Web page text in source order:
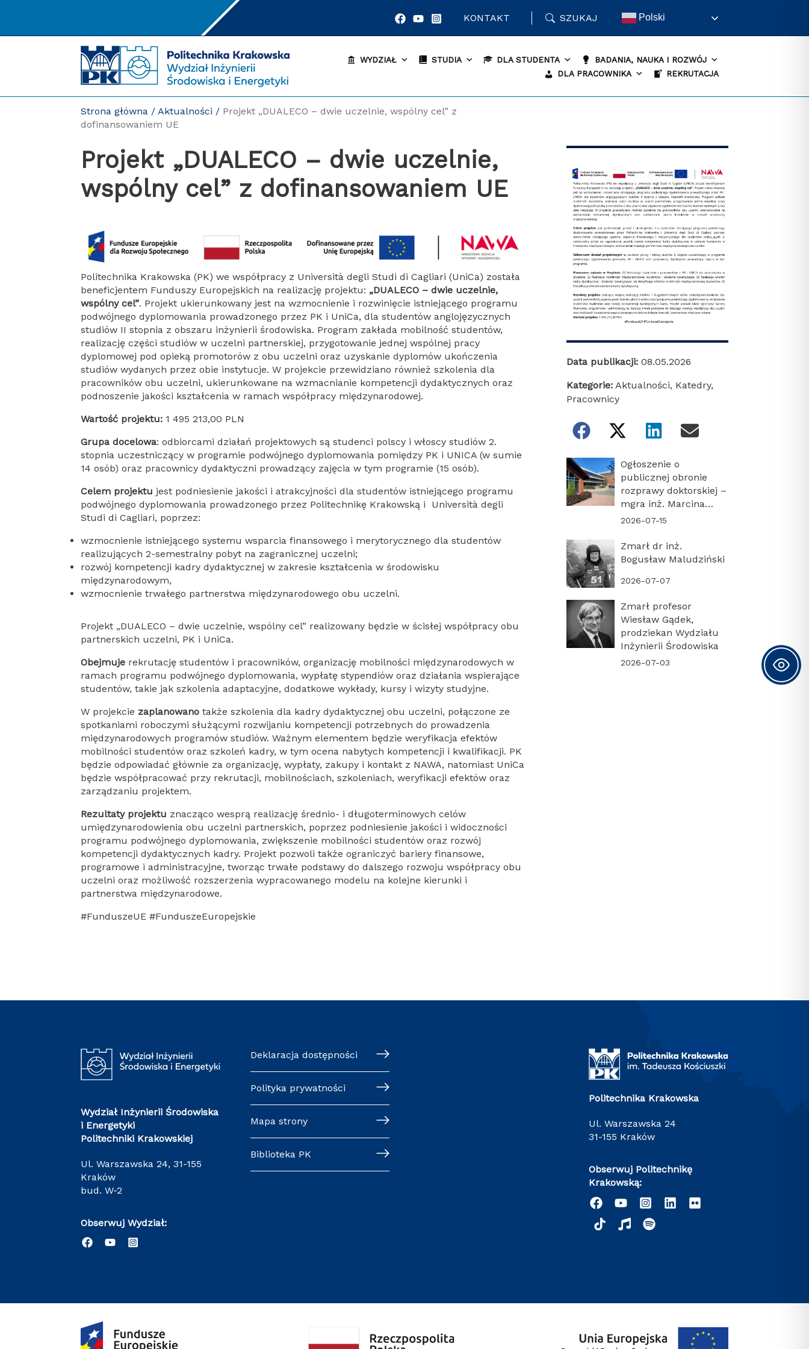
KONTAKT SZUKAJ Polski
WYDZIAŁ STUDIA DLA STUDENTA
BADANIA, NAUKA I ROZWÓJ
DLA PRACOWNIKA
REKRUTACJA
Strona główna /Aktualności / Projekt „DUALECO – dwie uczelnie, wspólny cel” z
dofinansowaniem UE
Projekt „DUALECO – dwie uczelnie,
wspólny cel” z dofinansowaniem UE
Politechnika Krakowska (PK) we współpracy z Università degli Studi di Cagliari (UniCa) została
beneficjentem Funduszy Europejskich na realizację projektu: „DUALECO – dwie uczelnie,
wspólny cel”. Projekt ukierunkowany jest na wzmocnienie i rozwinięcie istniejącego programu
podwójnego dyplomowania prowadzonego przez PK i UniCa, dla studentów anglojęzycznych
studiów II stopnia z obszaru inżynierii środowiska. Program zakłada mobilność studentów,
realizację części studiów w uczelni partnerskiej, przygotowanie jednej wspólnej pracy
dyplomowej pod opieką promotorów z obu uczelni oraz uzyskanie dyplomów ukończenia
studiów wydanych przez obie instytucje. W projekcie przewidziano również szkolenia dla
pracowników obu uczelni, ukierunkowane na wzmacnianie kompetencji dydaktycznych oraz
podnoszenie jakości kształcenia w ramach współpracy międzynarodowej.
Wartość projektu: 1 495 213,00 PLN
Grupa docelowa: odbiorcami działań projektowych są studenci polscy i włoscy studiów 2.
stopnia uczestniczący w programie podwójnego dyplomowania pomiędzy PK i UNICA (w sumie
14 osób) oraz pracownicy dydaktyczni prowadzący zajęcia w tym programie (15 osób).
Celem projektu jest podniesienie jakości i atrakcyjności dla studentów istniejącego programu
podwójnego dyplomowania prowadzonego przez Politechnikę Krakowską i Università degli
Studi di Cagliari, poprzez:
wzmocnienie istniejącego systemu wsparcia finansowego i merytorycznego dla studentów
realizujących 2-semestralny pobyt na zagranicznej uczelni;
rozwój kompetencji kadry dydaktycznej w zakresie kształcenia w środowisku
międzynarodowym,
wzmocnienie trwałego partnerstwa międzynarodowego obu uczelni.
Projekt „DUALECO – dwie uczelnie, wspólny cel” realizowany będzie w ścisłej współpracy obu
partnerskich uczelni, PK i UniCa.
Obejmuje rekrutację studentów i pracowników, organizację mobilności międzynarodowych w
ramach programu podwójnego dyplomowania, wypłatę stypendiów oraz działania wspierające
studentów, takie jak szkolenia adaptacyjne, dodatkowe wykłady, kursy i wizyty studyjne.
W projekcie zaplanowano także szkolenia dla kadry dydaktycznej obu uczelni, połączone ze
spotkaniami roboczymi służącymi rozwijaniu kompetencji potrzebnych do prowadzenia
międzynarodowych programów studiów. Ważnym elementem będzie weryfikacja efektów
mobilności studentów oraz szkoleń kadry, w tym ocena nabytych kompetencji i kwalifikacji. PK
będzie odpowiadać głównie za organizację, wypłaty, zakupy i kontakt z NAWA, natomiast UniCa
będzie współpracować przy rekrutacji, mobilnościach, szkoleniach, weryfikacji efektów oraz
zarządzaniu projektem.
Rezultaty projektu znacząco wesprą realizację średnio- i długoterminowych celów
umiędzynarodowienia obu uczelni partnerskich, poprzez podniesienie jakości i widoczności
programu podwójnego dyplomowania, zwiększenie mobilności studentów oraz rozwój
kompetencji dydaktycznych kadry. Projekt pozwoli także ograniczyć bariery finansowe,
programowe i administracyjne, tworząc trwałe podstawy do dalszego rozwoju współpracy obu
uczelni oraz możliwość rozszerzenia wypracowanego modelu na kolejne kierunki i
partnerstwa międzynarodowe.
#FunduszeUE #FunduszeEuropejskie
Data publikacji: 08.05.2026
Kategorie: Aktualności, Katedry,
Pracownicy
Ogłoszenie o
publicznej obronie
rozprawy doktorskiej –
mgra inż. Marcina
Turonia
2026-07-15
Zmarł dr inż.
Bogusław Maludziński
2026-07-07
Zmarł profesor
Wiesław Gądek,
prodziekan Wydziału
Inżynierii Środowiska
2026-07-03
Wydział Inżynierii Środowiska
i Energetyki
Politechniki Krakowskiej
ul. Warszawska 24, 31-155
Kraków
bud. W-2
Obserwuj Wydział:
Deklaracja dostępności
Polityka prywatności
Mapa strony
Biblioteka PK
Politechnika Krakowska
ul. Warszawska 24
31-155 Kraków
Obserwuj Politechnikę
Krakowską: